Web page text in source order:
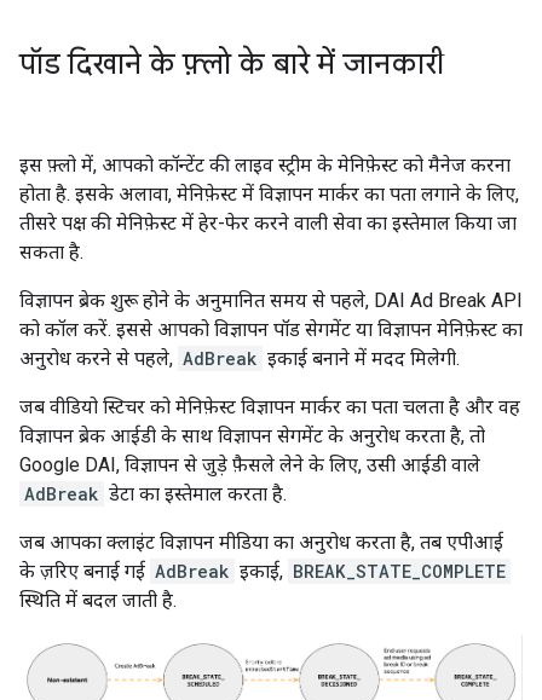
पॉड दिखाने के फ़्लो के बारे में जानकारी
इस फ़्लो में, आपको कॉन्टेंट की लाइव स्ट्रीम के मेनिफ़ेस्ट को मैनेज करना
होता है. इसके अलावा, मेनिफ़ेस्ट में विज्ञापन मार्कर का पता लगाने के लिए,
तीसरे पक्ष की मेनिफ़ेस्ट में हेर-फेर करने वाली सेवा का इस्तेमाल किया जा
सकता है.
विज्ञापन ब्रेक शुरू होने के अनुमानित समय से पहले, DAI Ad Break API
को कॉल करें. इससे आपको विज्ञापन पॉड सेगमेंट या विज्ञापन मेनिफ़ेस्ट का
अनुरोध करने से पहले, AdBreak इकाई बनाने में मदद मिलेगी.
जब वीडियो स्टिचर को मेनिफ़ेस्ट विज्ञापन मार्कर का पता चलता है और वह
विज्ञापन ब्रेक आईडी के साथ विज्ञापन सेगमेंट के अनुरोध करता है, तो
Google DAI, विज्ञापन से जुड़े फ़ैसले लेने के लिए, उसी आईडी वाले
AdBreak डेटा का इस्तेमाल करता है.
जब आपका क्लाइंट विज्ञापन मीडिया का अनुरोध करता है, तब एपीआई
के ज़रिए बनाई गई AdBreak इकाई, BREAK_STATE_COMPLETE
स्थिति में बदल जाती है.